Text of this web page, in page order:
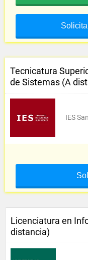
Tecnicatura
de Sistemas (A
IES
Licenciatura en
distancia)